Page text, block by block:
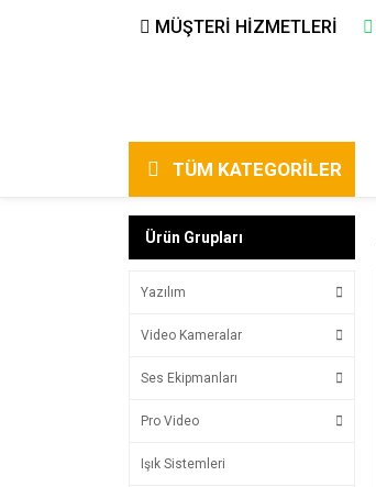
MÜŞTERİ HİZMETLERİ
TÜM KATEGORİLER
Ürün Grupları
Yazılım
Video Kameralar
Ses Ekipmanları
Pro Video
Işık Sistemleri